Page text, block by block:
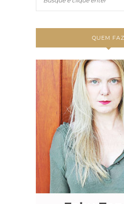
QUEM FAZ